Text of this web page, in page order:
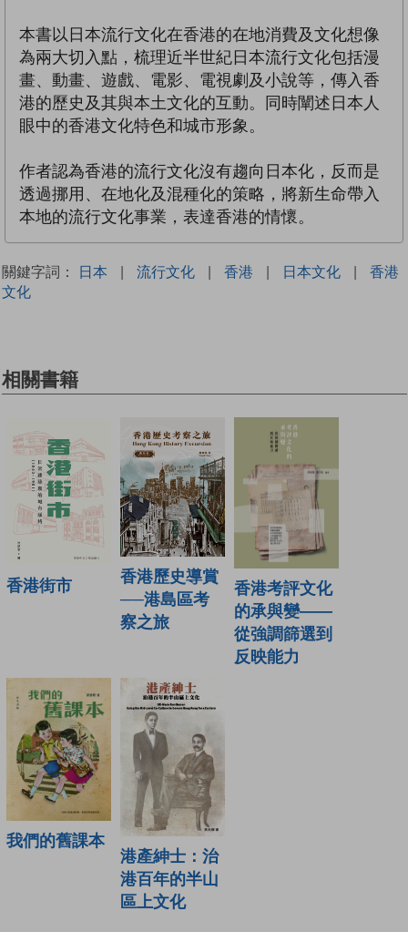
本書以日本流行文化在香港的在地消費及文化想像
為兩大切入點，梳理近半世紀日本流行文化包括漫
畫、動畫、遊戲、電影、電視劇及小說等，傳入香
港的歷史及其與本土文化的互動。同時闡述日本人
眼中的香港文化特色和城市形象。
作者認為香港的流行文化沒有趨向日本化，反而是
透過挪用、在地化及混種化的策略，將新生命帶入
本地的流行文化事業，表達香港的情懷。
關鍵字詞： 日本 | 流行文化 | 香港 | 日本文化 |
香港
文化
相關書籍
香港街市
香港歷史導賞
──港島區考
察之旅
香港考評文化
的承與變——
從強調篩選到
反映能力
我們的舊課本
港產紳士：治
港百年的半山
區上文化